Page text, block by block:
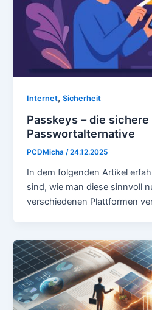
Internet,Sicherheit
Passkeys – die sichere
Passwortalternative
PCDMicha/24.12.2025
In dem folgenden Artikel
sind, wie man diese sinnvoll
verschiedenen Plattformen